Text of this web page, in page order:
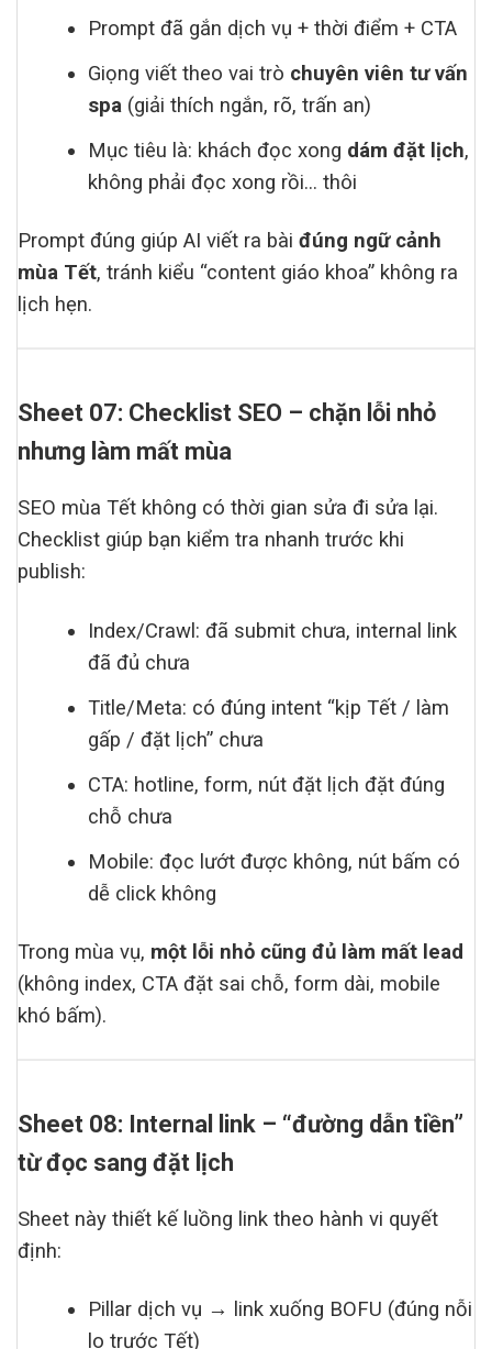
Prompt đã gắn dịch vụ + thời điểm + CTA
Giọng viết theo vai trò chuyên viên tư vấn
spa (giải thích ngắn, rõ, trấn an)
Mục tiêu là: khách đọc xong dám đặt lịch,
không phải đọc xong rồi… thôi
Prompt đúng giúp AI viết ra bài đúng ngữ cảnh
mùa Tết, tránh kiểu “content giáo khoa” không ra
lịch hẹn.
Sheet 07: Checklist SEO – chặn lỗi nhỏ
nhưng làm mất mùa
SEO mùa Tết không có thời gian sửa đi sửa lại.
Checklist giúp bạn kiểm tra nhanh trước khi
publish:
Index/Crawl: đã submit chưa, internal link
đã đủ chưa
Title/Meta: có đúng intent “kịp Tết / làm
gấp / đặt lịch” chưa
CTA: hotline, form, nút đặt lịch đặt đúng
chỗ chưa
Mobile: đọc lướt được không, nút bấm có
dễ click không
Trong mùa vụ, một lỗi nhỏ cũng đủ làm mất lead
(không index, CTA đặt sai chỗ, form dài, mobile
khó bấm).
Sheet 08: Internal link – “đường dẫn tiền”
từ đọc sang đặt lịch
Sheet này thiết kế luồng link theo hành vi quyết
định:
Pillar dịch vụ → link xuống BOFU (đúng nỗi
lo trước Tết)